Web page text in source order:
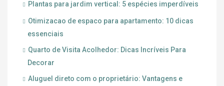
Plantas para jardim vertical: 5 espécies imperdíveis
Otimizacao de espaco para apartamento: 10 dicas
essenciais
Quarto de Visita Acolhedor: Dicas Incríveis Para
Decorar
Aluguel direto com o proprietário: Vantagens e